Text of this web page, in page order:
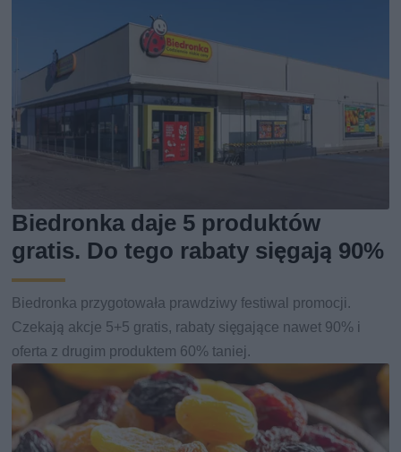
Biedronka daje 5 produktów
gratis. Do tego rabaty sięgają 90%
Biedronka przygotowała prawdziwy festiwal promocji.
Czekają akcje 5+5 gratis, rabaty sięgające nawet 90% i
oferta z drugim produktem 60% taniej.